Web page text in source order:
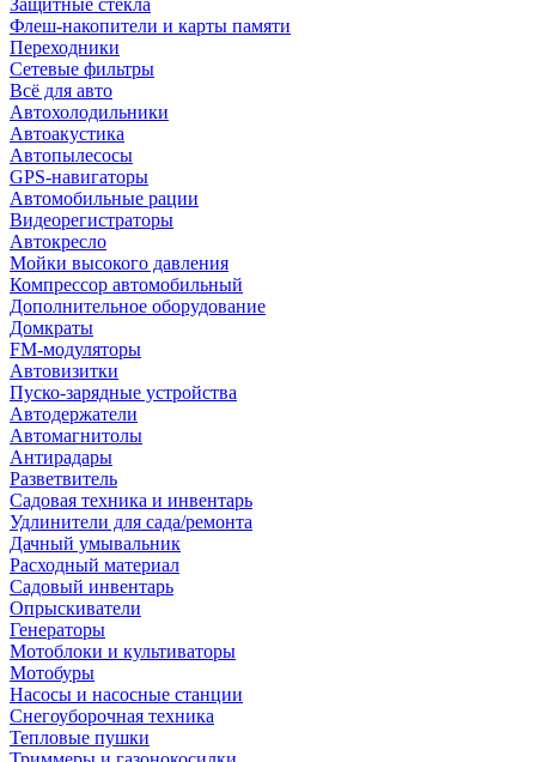
Защитные стекла
Флеш-накопители и карты памяти
Переходники
Сетевые фильтры
Всё для авто
Автохолодильники
Автоакустика
Автопылесосы
GPS-навигаторы
Автомобильные рации
Видеорегистраторы
Автокресло
Мойки высокого давления
Компрессор автомобильный
Дополнительное оборудование
Домкраты
FM-модуляторы
Автовизитки
Пуско-зарядные устройства
Автодержатели
Автомагнитолы
Антирадары
Разветвитель
Садовая техника и инвентарь
Удлинители для сада/ремонта
Дачный умывальник
Расходный материал
Садовый инвентарь
Опрыскиватели
Генераторы
Мотоблоки и культиваторы
Мотобуры
Насосы и насосные станции
Снегоуборочная техника
Тепловые пушки